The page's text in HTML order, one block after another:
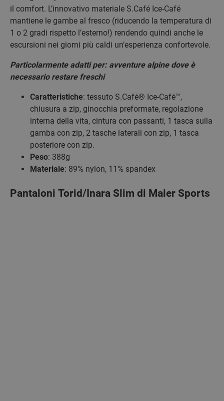
il comfort. L’innovativo materiale S.Café Ice-Café
mantiene le gambe al fresco (riducendo la temperatura di
1 o 2 gradi rispetto l’esterno!) rendendo quindi anche le
escursioni nei giorni più caldi un’esperienza confortevole.
Particolarmente adatti per: avventure alpine dove è
necessario restare freschi
Caratteristiche: tessuto S.Café® Ice-Café™,
chiusura a zip, ginocchia preformate, regolazione
interna della vita, cintura con passanti, 1 tasca sulla
gamba con zip, 2 tasche laterali con zip, 1 tasca
posteriore con zip.
Peso: 388g
Materiale: 89% nylon, 11% spandex
Pantaloni Torid/Inara Slim di Maier Sports